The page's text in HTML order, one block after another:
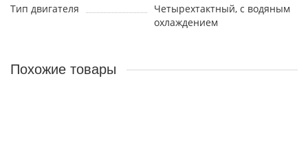
Тип двигателя
Четырехтактный, с водяным
охлаждением
Похожие товары